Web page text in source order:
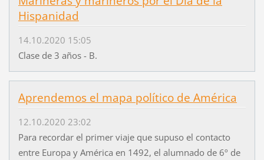
Hispanidad
14.10.2020 15:05
Clase de 3 años - B.
Aprendemos el mapa político de América
12.10.2020 23:02
Para recordar el primer viaje que supuso el contacto
entre Europa y América en 1492, el alumnado de 6º de